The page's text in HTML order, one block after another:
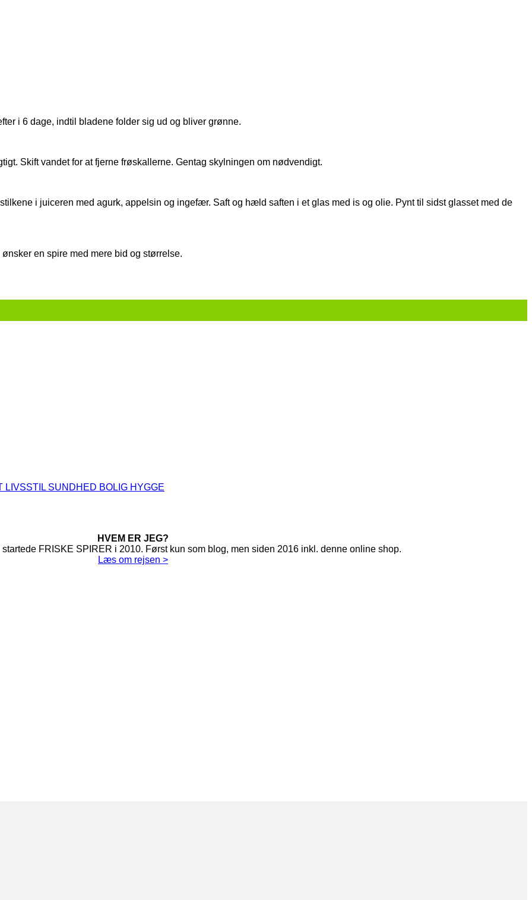
i 6 dage, indtil bladene folder sig ud og bliver grønne.
Skift vandet for at fjerne frøskallerne. Gentag skylningen om nødvendigt.
i juiceren med agurk, appelsin og ingefær. Saft og hæld saften i et glas med is og olie. Pynt til sidst glasset med de
en spire med mere bid og størrelse.
LIVSSTIL SUNDHED BOLIG HYGGE
HVEM ER JEG?
startede FRISKE SPIRER i 2010. Først kun som blog, men siden 2016 inkl. denne online shop.
Læs om rejsen >